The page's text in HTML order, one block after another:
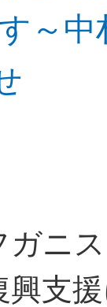
～
ガニ
支